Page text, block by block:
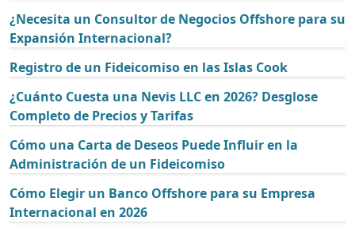
¿Necesita un Consultor de Negocios Offshore para su
Expansión Internacional?
Registro de un Fideicomiso en las Islas Cook
¿Cuánto Cuesta una Nevis LLC en 2026? Desglose
Completo de Precios y Tarifas
Cómo una Carta de Deseos Puede Influir en la
Administración de un Fideicomiso
Cómo Elegir un Banco Offshore para su Empresa
Internacional en 2026